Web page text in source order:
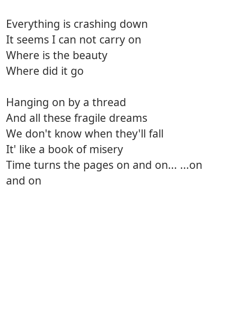
Everything is crashing down
It seems I can not carry on
Where is the beauty
Where did it go
Hanging on by a thread
And all these fragile dreams
We don't know when they'll fall
It' like a book of misery
Time turns the pages on and on... ...on
and on